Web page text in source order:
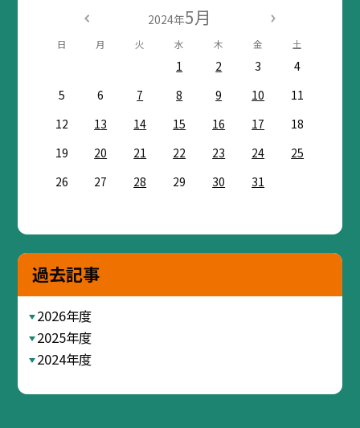
2024年5月
日 月 火 水 木 金 土
1 2 3
4
5
6 7 8 9 10
11
12
13 14 15 16 17
18
19
20 21 22 23 24
25
26
27 28 29 30 31
過去記事
2026年度
2025年度
2024年度